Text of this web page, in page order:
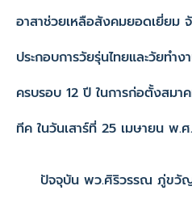
อาสาช่วยเหลือสังคมยอดเยี่ย
ประกอบการวัยรุ่นไทยและวัยทำ
ครบรอบ 12 ปี ในการก่อตั้งสม
ทีค ในวันเสาร์ที่ 25 เมษายน พ.
ปัจจุบัน พว.ศิริวรรณ ภู่ขวัญ